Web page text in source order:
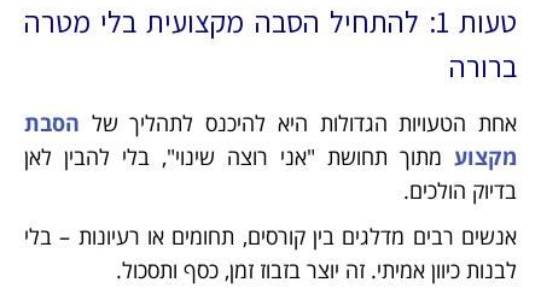
טעות 1: להתחיל הסבה מקצועית בלי מטרה
ברורה
אחת הטעויות הגדולות היא להיכנס לתהליך של הסבת
מקצוע מתוך תחושת "אני רוצה שינוי", בלי להבין לאן
בדיוק הולכים.
אנשים רבים מדלגים בין קורסים, תחומים או רעיונות – בלי
לבנות כיוון אמיתי. זה יוצר בזבוז זמן, כסף ותסכול.